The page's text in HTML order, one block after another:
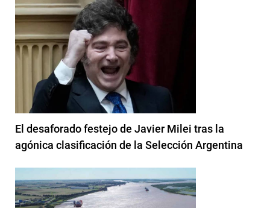
El desaforado festejo de Javier Milei tras la
agónica clasificación de la Selección Argentina